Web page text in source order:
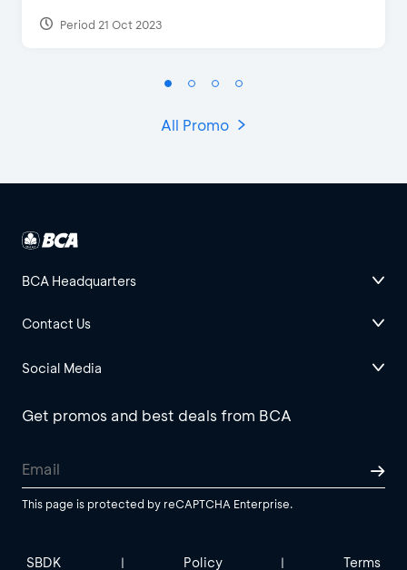
Period 21 Oct 2023
All Promo
BCA Headquarters
Contact Us
Social Media
Get promos and best deals from BCA
This page is protected by reCAPTCHA Enterprise.
SBDK | Policy | Terms